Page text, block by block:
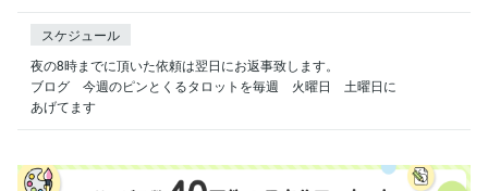
スケジュール
夜の8時までに頂いた依頼は翌日にお返事致します。
ブログ　今週のピンとくるタロットを毎週　火曜日　土曜日に